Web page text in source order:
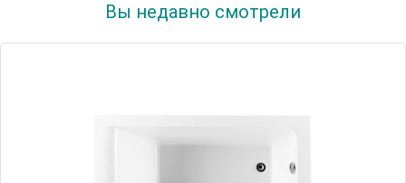
Вы недавно смотрели